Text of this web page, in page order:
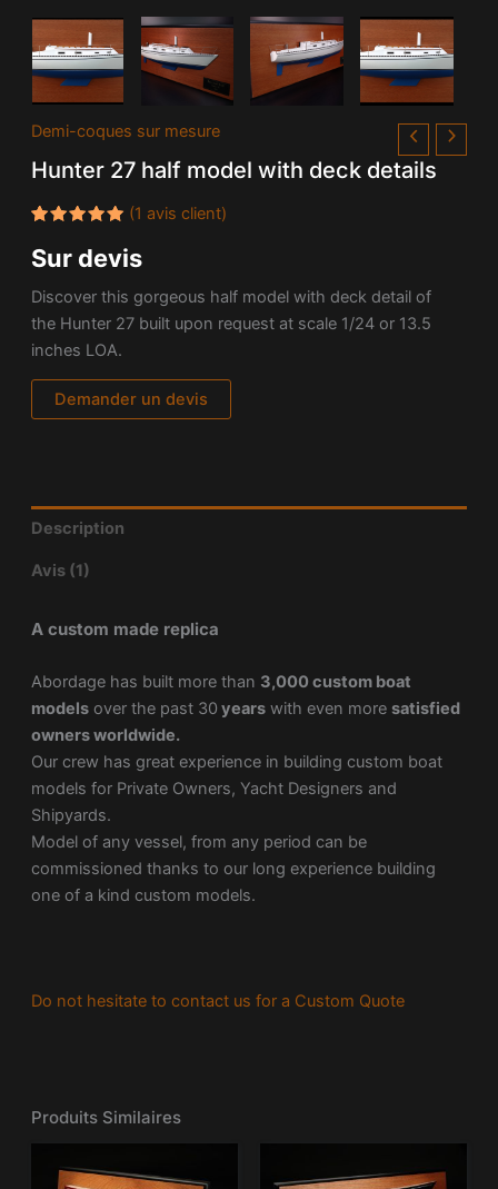
Demi-coques sur mesure
Hunter 27 half model with deck details
sur 5
basé
notation
client
(1 avis client)
Sur devis
Discover this gorgeous half model with deck detail of
the Hunter 27 built upon request at scale 1/24 or 13.5
inches LOA.
Demander un devis
Description
Avis (1)
A custom made replica
Abordage has built more than 3,000 custom boat
modelsover the past 30 yearswith even more satisfied
owners worldwide.
Our crew has great experience in building custom boat
models for Private Owners, Yacht Designers and
Shipyards.
Model of any vessel, from any period can be
commissioned thanks to our long experience building
one of a kind custom models.
Do not hesitate to contact us for a Custom Quote
Produits Similaires